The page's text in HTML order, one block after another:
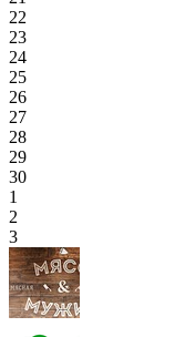
22
23
24
25
26
27
28
29
30
1
2
3